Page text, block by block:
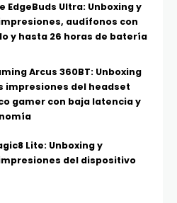
EdgeBuds Ultra: Unboxing y
audífonos con
y hasta 26 horas de batería
Arcus 360BT: Unboxing
impresiones del headset
gamer con baja latencia y
Lite: Unboxing y
del dispositivo